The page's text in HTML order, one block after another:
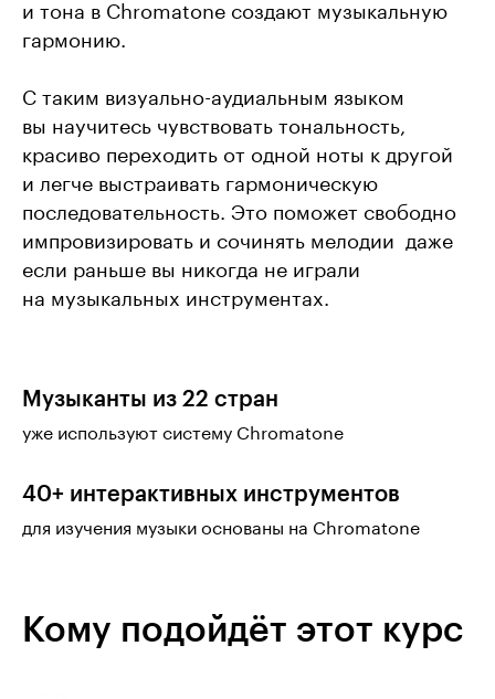
и тона в Chromatone создают музыкальную
гармонию.
С таким визуально-аудиальным языком
вы научитесь чувствовать тональность,
красиво переходить от одной ноты к другой
и легче выстраивать гармоническую
последовательность. Это поможет свободно
импровизировать и сочинять мелодии  даже
если раньше вы никогда не играли
на музыкальных инструментах.
Музыканты из 22 стран
уже используют систему Chromatone
40+ интерактивных инструментов
для изучения музыки основаны на Chromatone
Кому подойдёт этот курс